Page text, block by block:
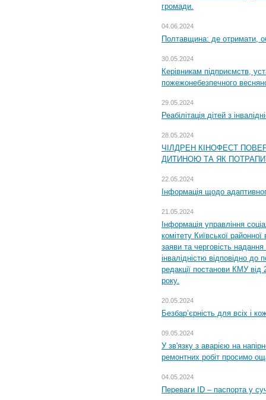
громади.
04.06.2024
Полтавщина: де отримати,
30.05.2024
Керівникам підприємств,
пожежонебезпечного
29.05.2024
Реабілітація дітей з
28.05.2024
ЧІЛДРЕН КІНОФЕСТ
ДИТИНОЮ ТА ЯК
22.05.2024
Інформація щодо
21.05.2024
Інформація управління
комітету Київської
заяви та черговість надання
інвалідністю відповідно
редакції постанови КМУ від
року.
20.05.2024
Безбар’єрність для всіх і
09.05.2024
У зв'язку з аварією на
ремонтних робіт просимо
04.05.2024
Переваги ID – паспорта у